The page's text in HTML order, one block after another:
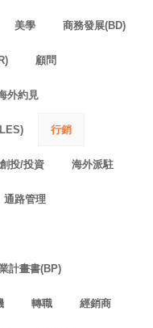
美學 商務發展(BD)
顧問
外約見
行銷
創投/投資 海外派駐
通路管理
計畫書(BP)
轉職 經銷商